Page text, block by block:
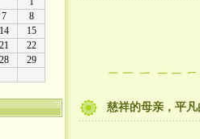
慈祥的母亲，平